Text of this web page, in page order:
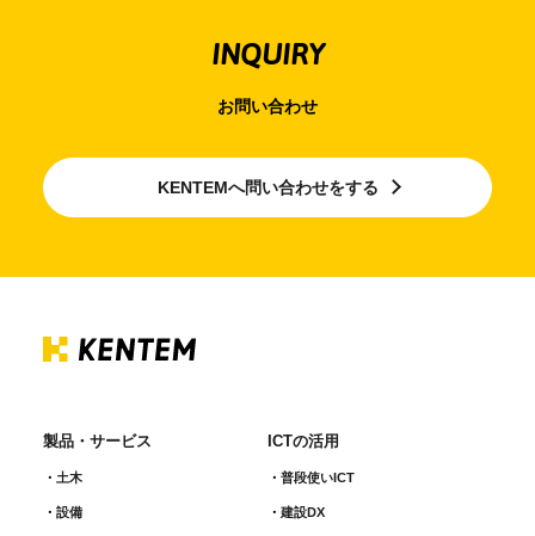
INQUIRY
お問い合わせ
KENTEMへ問い合わせをする
製品・サービス
土木
設備
ICTの活用
普段使いICT
建設DX